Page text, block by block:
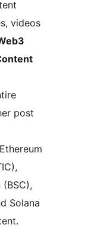
videos
post
Solana